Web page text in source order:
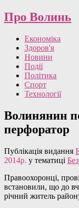
Про Волинь
Економіка
Здоров'я
Новини
Події
Політика
Спорт
Технології
Волинянин
перфоратор
Публікація видання
2014р. у тематиці
Правоохоронці,
встановили, що до
річний житель